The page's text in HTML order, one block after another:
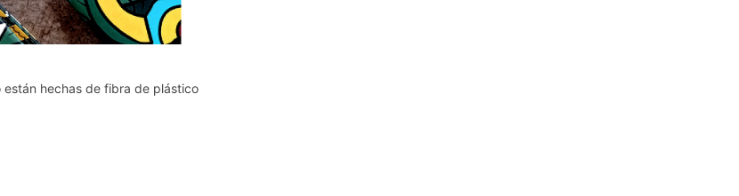
están hechas de fibra de plástico